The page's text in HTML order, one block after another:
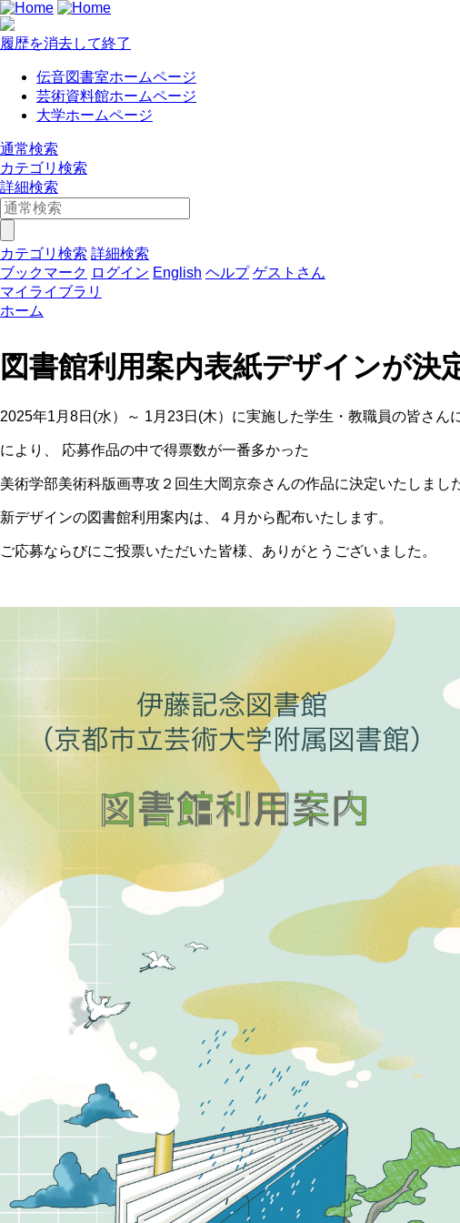
履歴を消去して終了
伝音図書室ホームページ
芸術資料館ホームページ
大学ホームページ
通常検索
カテゴリ検索
詳細検索
カテゴリ検索 詳細検索
ブックマーク ログイン English ヘルプ ゲストさん
マイライブラリ
ホーム
図書館利用案内表紙デザインが決
2025年1月8日(水）～ 1月23日(木）に実施した学生・教職員の皆さん
により、 応募作品の中で得票数が一番多かった
美術学部美術科版画専攻２回生大岡京奈さんの作品に決定いたしまし
新デザインの図書館利用案内は、４月から配布いたします。
ご応募ならびにご投票いただいた皆様、ありがとうございました。